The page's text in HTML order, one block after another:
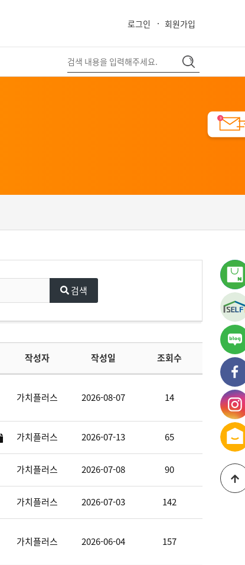
로그인 회원가입
close
검색
작성자 작성일 조회수
가치플러스 2026-08-07 14
가치플러스 2026-07-13 65
가치플러스 2026-07-08 90
가치플러스 2026-07-03 142
가치플러스 2026-06-04 157
가
블
가
페
가
인